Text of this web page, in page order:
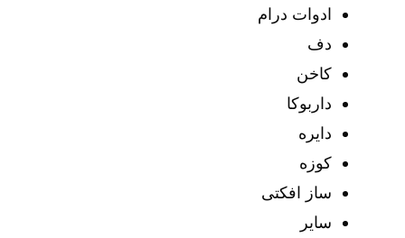
ادوات درام
دف
کاخن
داربوکا
دایره
کوزه
ساز افکتی
سایر